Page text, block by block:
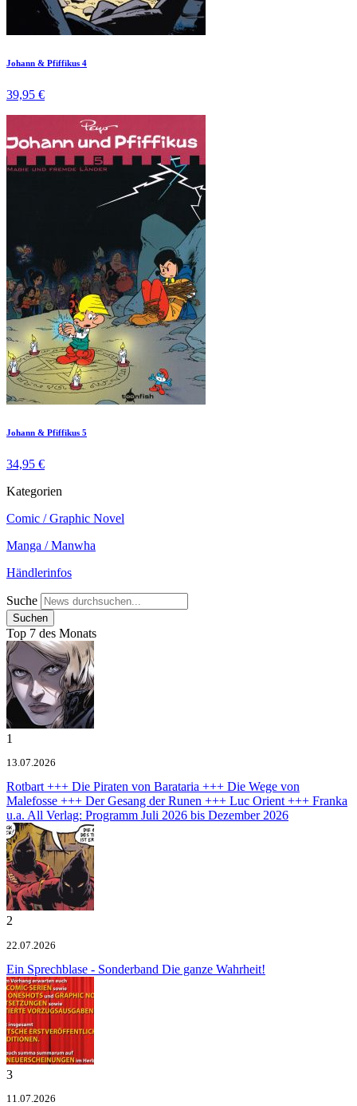
Johann & Pfiffikus 4
39,95 €
Johann & Pfiffikus 5
34,95 €
Kategorien
Comic / Graphic Novel
Manga / Manwha
Händlerinfos
Suche
Top 7 des Monats
1
13.07.2026
Rotbart +++ Die Piraten von Barataria +++ Die Wege von
Malefosse +++ Der Gesang der Runen +++ Luc Orient +++ Franka
u.a. All Verlag: Programm Juli 2026 bis Dezember 2026
2
22.07.2026
Ein Sprechblase - Sonderband Die ganze Wahrheit!
3
11.07.2026